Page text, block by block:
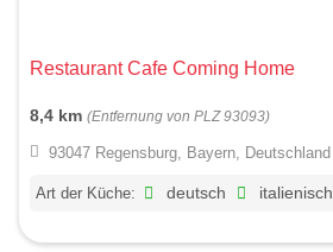
Restaurant Cafe Coming Home
8,4 km (Entfernung von PLZ 93093)
93047 Regensburg, Bayern, Deutschland
Art der Küche: deutsch italienisch